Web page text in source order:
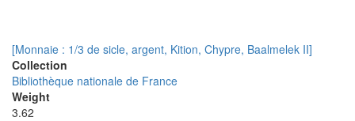
[Monnaie : 1/3 de sicle, argent, Kition, Chypre, Baalmelek II]
Collection
Bibliothèque nationale de France
Weight
3.62